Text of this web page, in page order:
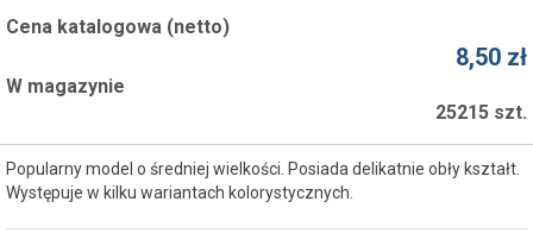
Cena katalogowa (netto)
8,50 zł
W magazynie
25215 szt.
Popularny model o średniej wielkości. Posiada delikatnie obły kształt.
Występuje w kilku wariantach kolorystycznych.